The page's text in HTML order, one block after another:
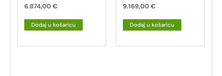
6.874,00€
Dodaj u košaricu
9.169,00€
Dodaj u košaricu